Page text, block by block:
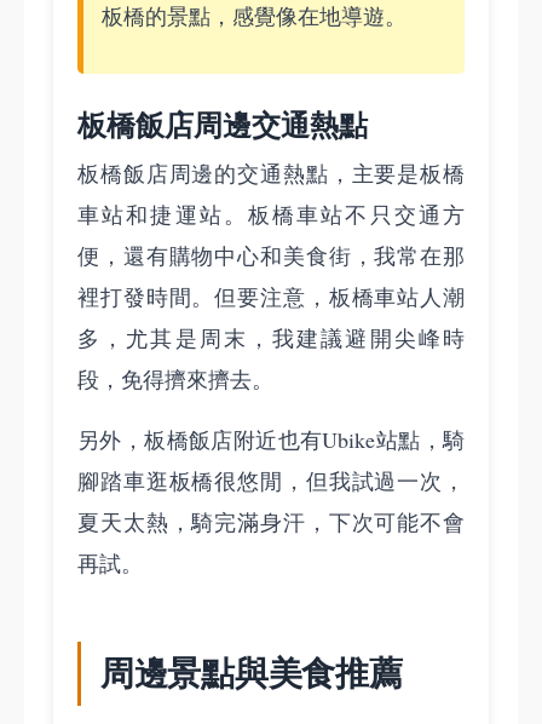
板橋的景點，感覺像在地導遊。
板橋飯店周邊交通熱點
板橋飯店周邊的交通熱點，主要是板橋
車站和捷運站。板橋車站不只交通方
便，還有購物中心和美食街，我常在那
裡打發時間。但要注意，板橋車站人潮
多，尤其是周末，我建議避開尖峰時
段，免得擠來擠去。
另外，板橋飯店附近也有Ubike站點，騎
腳踏車逛板橋很悠閒，但我試過一次，
夏天太熱，騎完滿身汗，下次可能不會
再試。
周邊景點與美食推薦